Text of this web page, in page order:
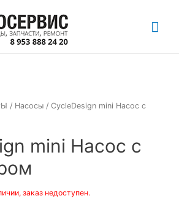
/ Насосы / CycleDesign mini Насос с
mini Насос с
заказ недоступен.